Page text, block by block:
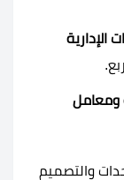
الإدارية
ومعامل
والتصميم